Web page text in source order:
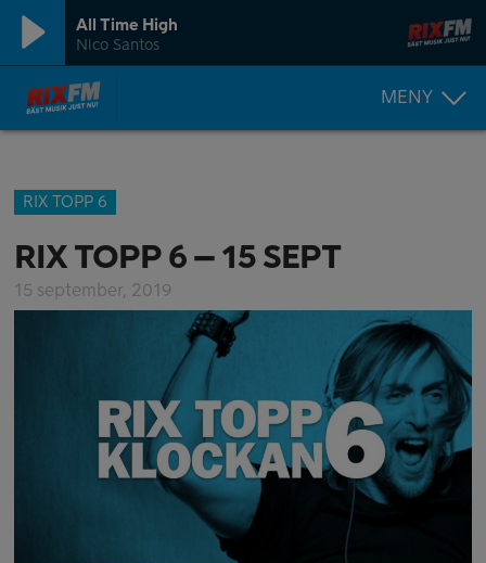
All Time High
Nico Santos
MENY
RIX TOPP 6
RIX TOPP 6 – 15 SEPT
15 september, 2019